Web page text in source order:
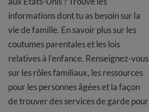
informations dont tu as besoin sur la
vie de famille. En savoir plus sur les
coutumes parentales et les lois
relatives à l'enfance. Renseignez-vous
sur les rôles familiaux, les ressources
pour les personnes âgées et la façon
de trouver des services de garde pour